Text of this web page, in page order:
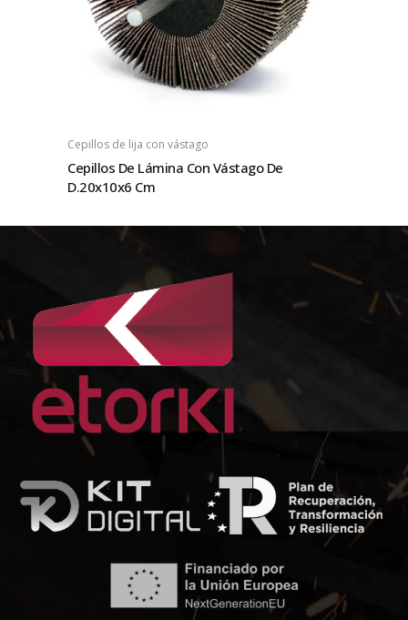
Cepillos de lija con vástago
Cepillos De Lámina Con Vástago De
D.20x10x6 Cm